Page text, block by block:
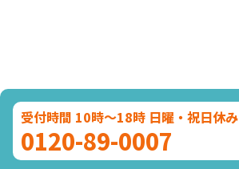
受付時間 10時～18時 日曜・祝日休み
0120-89-0007